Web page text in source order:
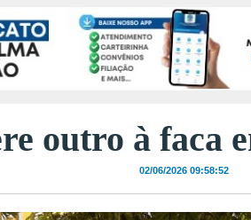
outro à faca
02/06/2026 09:58:52